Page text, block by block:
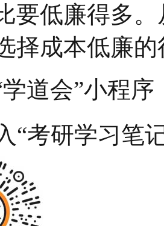
要低廉得多
择成本低廉
道会”小程序
“考研学习笔